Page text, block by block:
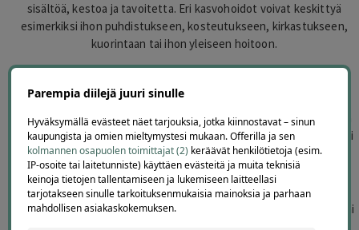
sisältöä, kestoa ja tavoitetta. Eri kasvohoidot voivat keskittyä
esimerkiksi ihon puhdistukseen, kosteutukseen, kirkastukseen,
kuorintaan tai ihon yleiseen hoitoon.
timanttihionta, happokuorinta, mikroneulaus, LED-valohoito, RF-
kasvohoito tai jokin muu kasvojen alueen hoito. Koska palveluiden
sisällöt vaihtelevat, tarjouksen ehdot kannattaa lukea huolellisesti
ennen ostamista.
Tarkista aina myös hoitolan sijainti, käyttöaika, ajanvarausohjeet,
mahdolliset lisämaksut ja se, koskeeko tarjous kaikkia asiakkaita vai
Parempia diilejä juuri sinulle
Hyväksymällä evästeet näet tarjouksia, jotka kiinnostavat – sinun
kaupungista ja omien mieltymystesi mukaan. Offerilla ja sen
kolmannen osapuolen toimittajat (2) keräävät henkilötietoja (esim.
IP-osoite tai laitetunniste) käyttäen evästeitä ja muita teknisiä
keinoja tietojen tallentamiseen ja lukemiseen laitteellasi
tarjotakseen sinulle tarkoituksenmukaisia mainoksia ja parhaan
mahdollisen asiakaskokemuksen.